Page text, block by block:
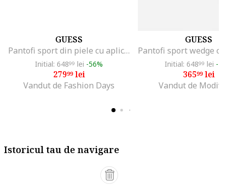
GUESS
Pantofi sport din piele cu aplicatie logo, Alb/Negru
Initial: 64899 lei -56%
27999lei
Vandut de Fashion Days
GUESS
Initial: 64899 lei -
36599lei
Vandut de
Istoricul tau de navigare